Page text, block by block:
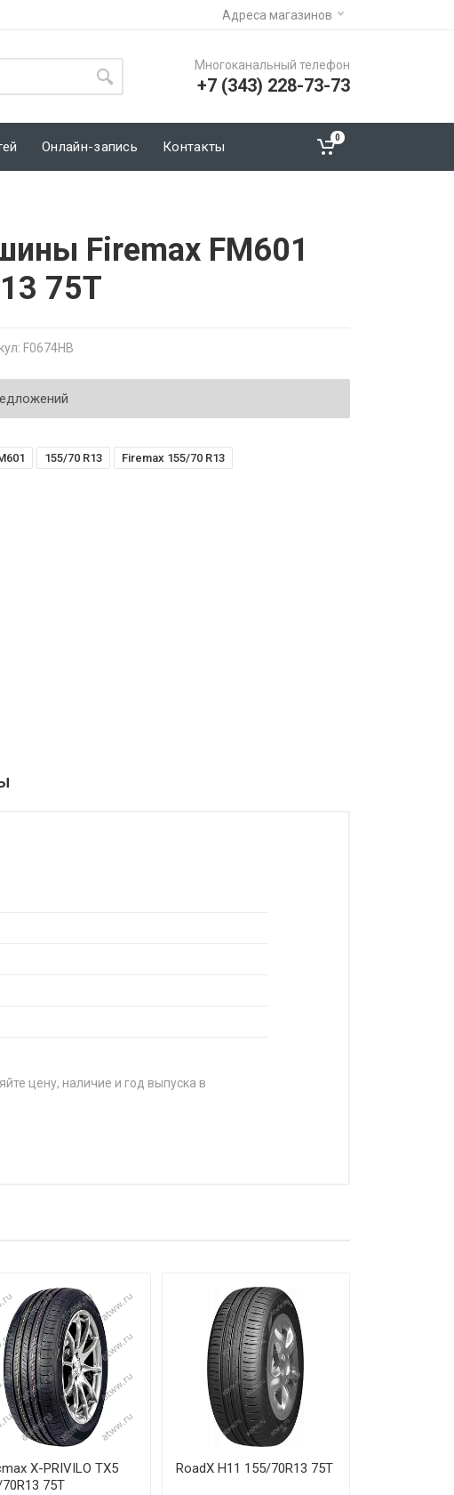
Адреса магазинов
Многоканальный телефон
+7 (343) 228-73-73
Онлайн-запись Контакты
0
Firemax FM601
75T
F0674HB
155/70 R13 Firemax 155/70 R13
цену, наличие и год выпуска в
от 7 320 ₽
от 6 180 ₽
от 6 660 ₽
от 6 880 ₽
от 7 460 ₽
X-PRIVILO TX5
75T
RoadX H11 155/70R13 75T